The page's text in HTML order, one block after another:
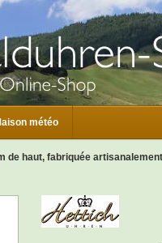
météo
de haut, fabriquée